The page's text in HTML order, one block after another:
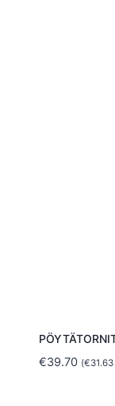
€39.70 (€31.63